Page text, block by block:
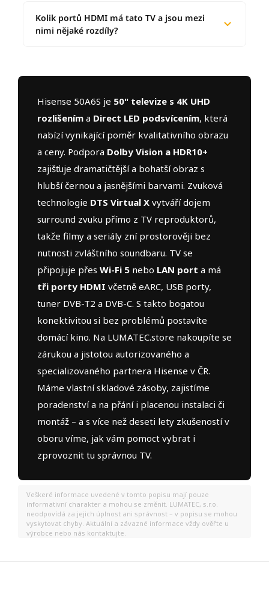
Kolik portů HDMI má tato TV a jsou mezi
nimi nějaké rozdíly?
Hisense 50A6S je 50" televize s 4K UHD
rozlišením a Direct LED podsvícením, která
nabízí vynikající poměr kvalitativního obrazu
a ceny. Podpora Dolby Vision a HDR10+
zajišťuje dramatičtější a bohatší obraz s
hlubší černou a jasnějšími barvami. Zvuková
technologie DTS Virtual X vytváří dojem
surround zvuku přímo z TV reproduktorů,
takže filmy a seriály zní prostorověji bez
nutnosti zvláštního soundbaru. TV se
připojuje přes Wi-Fi 5 nebo LAN port a má
tři porty HDMI včetně eARC, USB porty,
tuner DVB-T2 a DVB-C. S takto bogatou
konektivitou si bez problémů postavíte
domácí kino. Na LUMATEC.store nakoupíte se
zárukou a jistotou autorizovaného a
specializovaného partnera Hisense v ČR.
Máme vlastní skladové zásoby, zajistíme
poradenství a na přání i placenou instalaci či
montáž – a s více než deseti lety zkušeností v
oboru víme, jak vám pomoct vybrat i
zprovoznit tu správnou TV.
Veškeré informace uvedené v tomto popisu mají pouze
informativní charakter a mohou se změnit. LUMATEC, s.r.o.
neodpovídá za jejich úplnost ani správnost – v popisu se mohou
vyskytovat chyby. Aktuální a závazné informace vždy ověřte u
výrobce nebo nás kontaktujte.
Z